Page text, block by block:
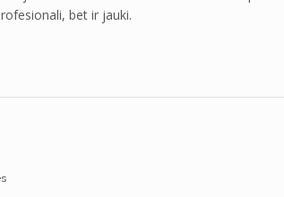
bet ir jauki.